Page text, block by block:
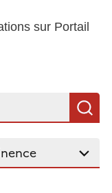
sur Portail